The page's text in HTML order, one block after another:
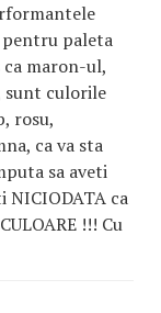
pentru paleta
ca maron-ul,
sunt culorile
rosu,
ca va sta
sa aveti
NICIODATA ca
!!! Cu